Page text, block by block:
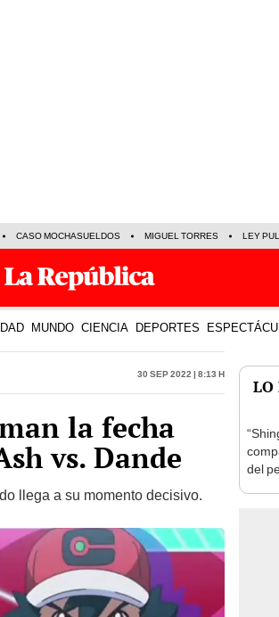
CASO MOCHASUELDOS MIGUEL TORRES LEY
MUNDO CIENCIA DEPORTES
30 Sep 2022 | 8:13 h
la fecha
vs. Dande
llega a su momento decisivo.
LO
del